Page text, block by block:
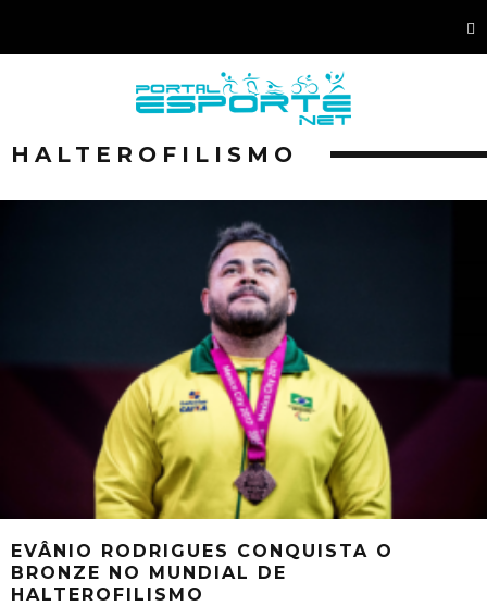
HALTEROFILISMO
EVÂNIO RODRIGUES CONQUISTA O
BRONZE NO MUNDIAL DE
HALTEROFILISMO